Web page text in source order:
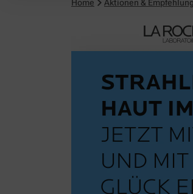
Home Aktionen &